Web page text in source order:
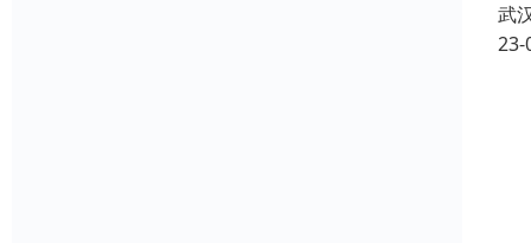
武
23-